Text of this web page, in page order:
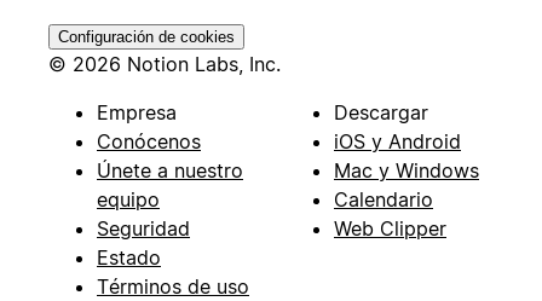
Configuración de cookies
© 2026 Notion Labs, Inc.
Empresa
Conócenos
Únete a nuestro
equipo
Seguridad
Estado
Términos de uso
Descargar
iOS y Android
Mac y Windows
Calendario
Web Clipper